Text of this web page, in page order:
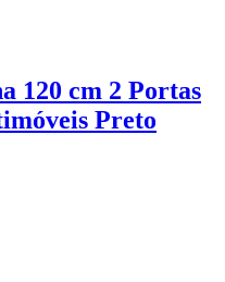
120 cm 2 Portas
Preto